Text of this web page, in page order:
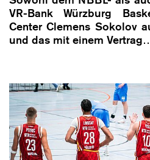
VR-Bank Würzburg
Center Clemens Sokolov
und das mit einem